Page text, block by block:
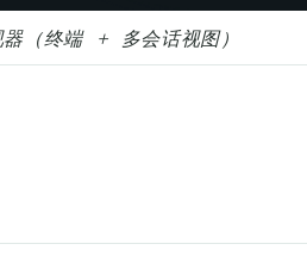
终端 + 多会话视图）